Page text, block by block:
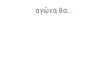
αγώνα θα...